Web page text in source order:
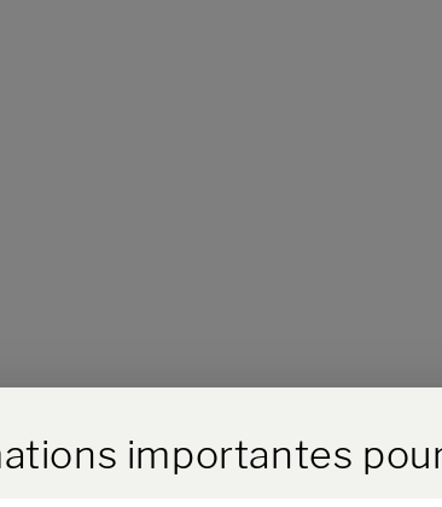
wird der
importantes